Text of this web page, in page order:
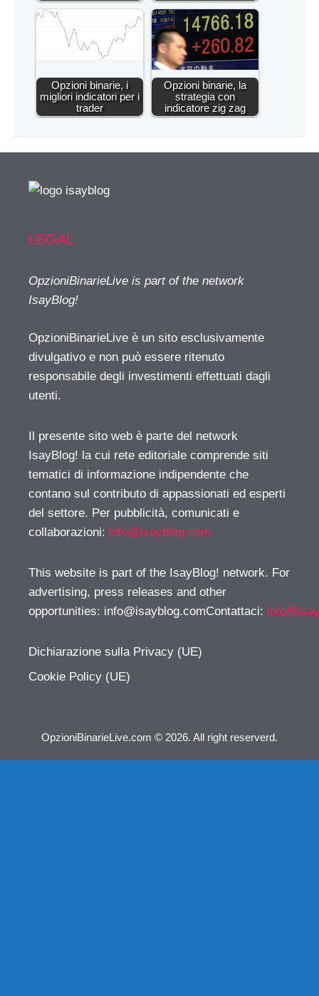
Opzioni binarie, i
migliori indicatori per i
trader
Opzioni binarie, la
strategia con
indicatore zig zag
LEGAL
OpzioniBinarieLive is part of the network
IsayBlog!
OpzioniBinarieLive è un sito esclusivamente
divulgativo e non può essere ritenuto
responsabile degli investimenti effettuati dagli
utenti.
Il presente sito web è parte del network
IsayBlog! la cui rete editoriale comprende siti
tematici di informazione indipendente che
contano sul contributo di appassionati ed esperti
del settore. Per pubblicità, comunicati e
collaborazioni: info@isayblog.com
This website is part of the IsayBlog! network. For
advertising, press releases and other
opportunities: info@isayblog.comContattaci:
Dichiarazione sulla Privacy (UE)
Cookie Policy (UE)
OpzioniBinarieLive.com © 2026. All right reserverd.